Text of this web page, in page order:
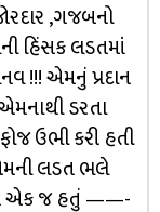
,ગજબનો
હિંસક લડતમાં
!!! એમનું પ્રદાન
ડરતા
ઉભી કરી હતી
લડત ભલે
એક જ હતું ——-